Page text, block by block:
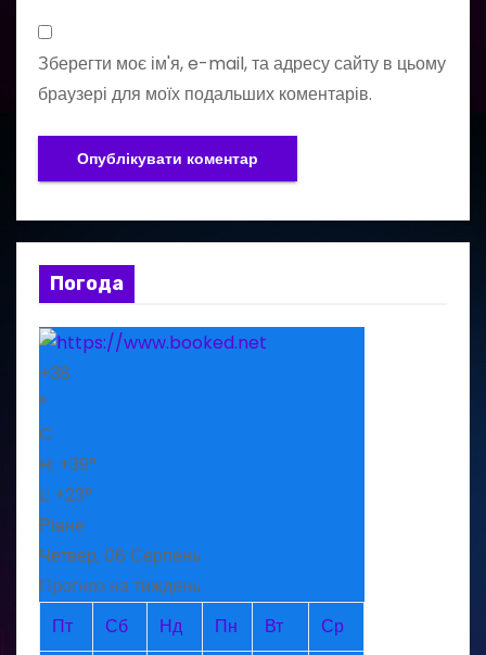
Зберегти моє ім'я, e-mail, та адресу сайту в цьому
браузері для моїх подальших коментарів.
Погода
+38
°
C
H: +39°
L: +23°
Рівне
Четвер, 06 Серпень
Прогноз на тиждень
Пт
Сб Нд Пн Вт Ср